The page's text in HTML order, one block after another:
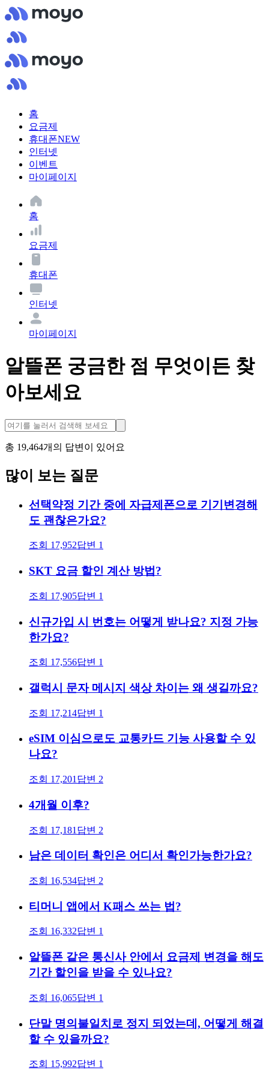
홈
요금제
휴대폰NEW
인터넷
이벤트
마이페이지
홈
요금제
휴대폰
인터넷
마이페이지
알뜰폰 궁금한 점 무엇이든 찾
아보세요
총 19,464개의 답변이 있어요
많이 보는 질문
선택약정 기간 중에 자급제폰으로 기기변경해
도 괜찮은가요?
조회 17,952답변 1
SKT 요금 할인 계산 방법?
조회 17,905답변 1
신규가입 시 번호는 어떻게 받나요? 지정 가능
한가요?
조회 17,556답변 1
갤럭시 문자 메시지 색상 차이는 왜 생길까요?
조회 17,214답변 1
eSIM 이심으로도 교통카드 기능 사용할 수 있
나요?
조회 17,201 답변 2
4개월 이후?
조회 17,181 답변 2
남은 데이터 확인은 어디서 확인가능한가요?
조회 16,534답변 2
티머니 앱에서 K패스 쓰는 법?
조회 16,332답변 1
알뜰폰 같은 통신사 안에서 요금제 변경을 해도
기간 할인을 받을 수 있나요?
조회 16,065답변 1
단말 명의불일치로 정지 되었는데, 어떻게 해결
할 수 있을까요?
조회 15,992답변 1